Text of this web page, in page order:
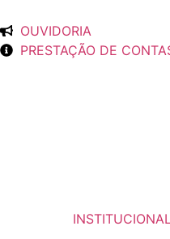
OUVIDORIA
PRESTAÇÃO DE
INSTITUCIONAL